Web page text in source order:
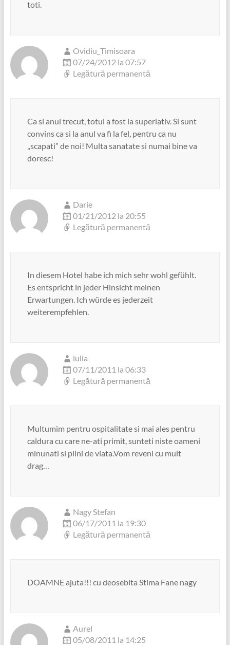
toti.
Ovidiu_Timisoara
07/24/2012 la 07:57
Legătură permanentă
Ca si anul trecut, totul a fost la superlativ. Si sunt
convins ca si la anul va fi la fel, pentru ca nu
„scapati” de noi! Multa sanatate si numai bine va
doresc!
Darie
01/21/2012 la 20:55
Legătură permanentă
In diesem Hotel habe ich mich sehr wohl gefühlt.
Es entspricht in jeder Hinsicht meinen
Erwartungen. Ich würde es jederzeit
weiterempfehlen.
iulia
07/11/2011 la 06:33
Legătură permanentă
Multumim pentru ospitalitate si mai ales pentru
caldura cu care ne-ati primit, sunteti niste oameni
minunati si plini de viata.Vom reveni cu mult
drag…
Nagy Stefan
06/17/2011 la 19:30
Legătură permanentă
DOAMNE ajuta!!! cu deosebita Stima Fane nagy
Aurel
05/08/2011 la 14:25